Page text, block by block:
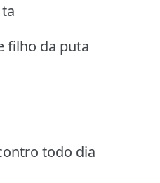
filho da puta
todo dia